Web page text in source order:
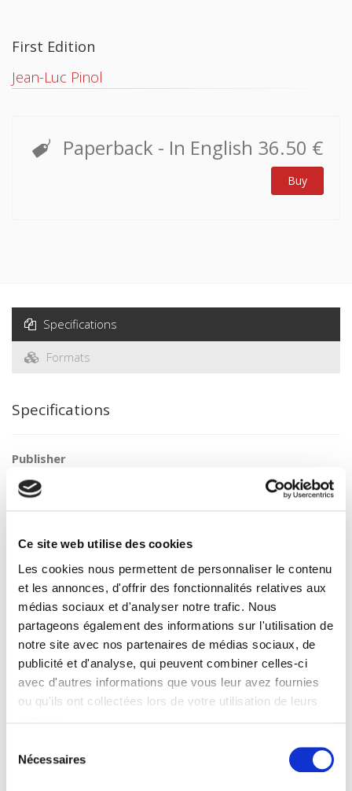
Ce site web utilise des cookies
Les cookies nous permettent de personnaliser le contenu
et les annonces, d'offrir des fonctionnalités relatives aux
médias sociaux et d'analyser notre trafic. Nous
partageons également des informations sur l'utilisation de
notre site avec nos partenaires de médias sociaux, de
publicité et d'analyse, qui peuvent combiner celles-ci
avec d'autres informations que vous leur avez fournies
ou qu'ils ont collectées lors de votre utilisation de leurs
Nécessaires
First Edition
Jean-Luc Pinol
Paperback - In English 36.50 €
Buy
Specifications
Formats
Specifications
Publisher
Author
Jean-Luc Pinol
Collection
Language
Tags
Urban matters
Publisher Category
>Sociology>Society
Publisher Category
POL000000 POLITICAL SCIENCE